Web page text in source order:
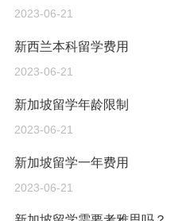
2023-06-21
新西兰本科留学费用
2023-06-21
新加坡留学年龄限制
2023-06-21
新加坡留学一年费用
2023-06-21